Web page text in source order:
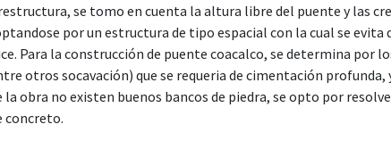
se tomo en cuenta la altura libre del puente y las
por un estructura de tipo espacial con la cual se evita
Para la construcción de puente coacalco, se determina por
otros socavación) que se requeria de cimentación profunda,
la obra no existen buenos bancos de piedra, se opto por
concreto.